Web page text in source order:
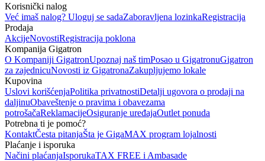
Korisnički nalog
Već imaš nalog? Uloguj se sadaZaboravljena lozinkaRegistracija
Prodaja
AkcijeNovostiRegistracija poklona
Kompanija Gigatron
O Kompaniji GigatronUpoznaj naš timPosao u GigatronuGigatron
za zajednicuNovosti iz GigatronaZakupljujemo lokale
Kupovina
Uslovi korišćenjaPolitika privatnostiDetalji ugovora o prodaji na
daljinuObaveštenje o pravima i obavezama
potrošačaReklamacijeOsiguranje uređajaOutlet ponuda
Potrebna ti je pomoć?
KontaktČesta pitanjaŠta je GigaMAX program lojalnosti
Plaćanje i isporuka
Načini plaćanjaIsporukaTAX FREE i Ambasade